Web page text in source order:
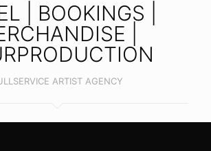
| BOOKINGS |
|
ARTIST AGENCY